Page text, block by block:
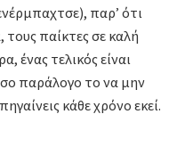
παρ’ ότι
παίκτες σε καλή
ένας τελικός είναι
παράλογο το να μην
κάθε χρόνο εκεί.